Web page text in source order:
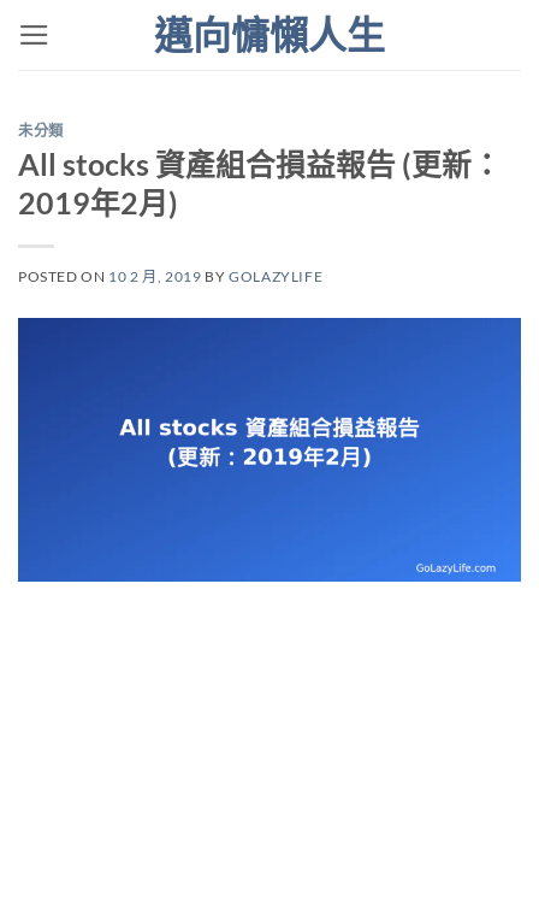
邁向慵懶人生
未分類
All stocks 資產組合損益報告 (更新：
2019年2月)
POSTED ON 10 2 月, 2019 BYGOLAZYLIFE